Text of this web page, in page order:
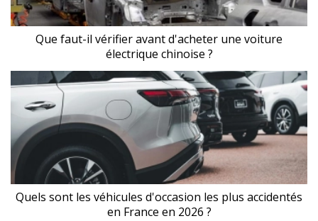
Que faut-il vérifier avant d'acheter une voiture
électrique chinoise ?
Quels sont les véhicules d'occasion les plus accidentés
en France en 2026 ?